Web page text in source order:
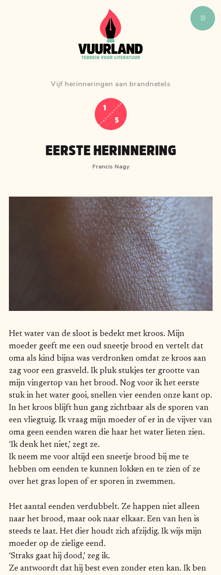
WAT ZIJN WIJ
VUURLAND TALENT
VUURLAND LEEST
BOEKEN
Vijf herinneringen aan brandnetels
1
5
EERSTE HERINNERING
Francis Nagy
Het water van de sloot is bedekt met kroos. Mijn
moeder geeft me een oud sneetje brood en vertelt dat
oma als kind bijna was verdronken omdat ze kroos aan
zag voor een grasveld. Ik pluk stukjes ter grootte van
mijn vingertop van het brood. Nog voor ik het eerste
stuk in het water gooi, snellen vier eenden onze kant op.
In het kroos blijft hun gang zichtbaar als de sporen van
een vliegtuig. Ik vraag mijn moeder of er in de vijver van
oma geen eenden waren die haar het water lieten zien.
‘Ik denk het niet,’ zegt ze.
Ik neem me voor altijd een sneetje brood bij me te
hebben om eenden te kunnen lokken en te zien of ze
over het gras lopen of er sporen in zwemmen.
Het aantal eenden verdubbelt. Ze happen niet alleen
naar het brood, maar ook naar elkaar. Een van hen is
steeds te laat. Het dier houdt zich afzijdig. Ik wijs mijn
moeder op de zielige eend.
‘Straks gaat hij dood,’ zeg ik.
Ze antwoordt dat hij best even zonder eten kan. Ik ben